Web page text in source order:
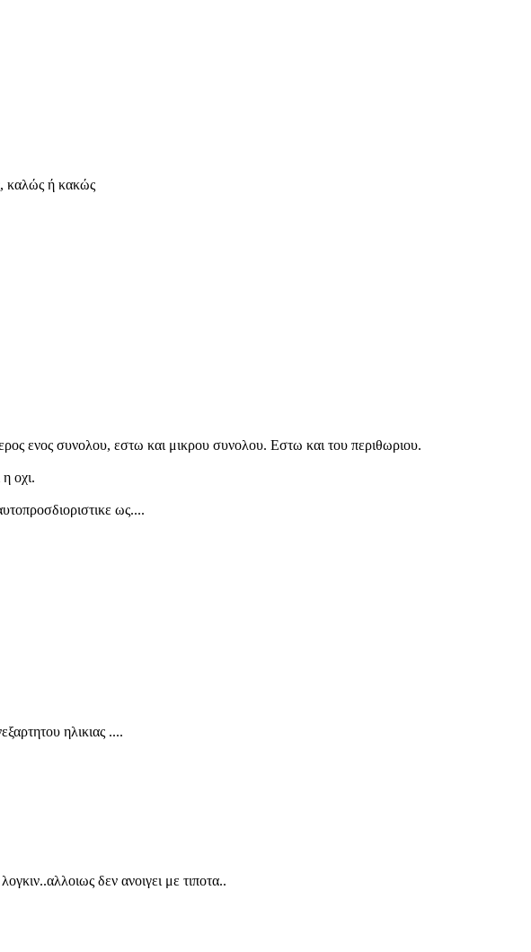
καλώς ή κακώς
ενος συνολου, εστω και μικρου συνολου. Εστω και του περιθωριου.
οχι.
ως....
ηλικιας ....
δεν ανοιγει με τιποτα..